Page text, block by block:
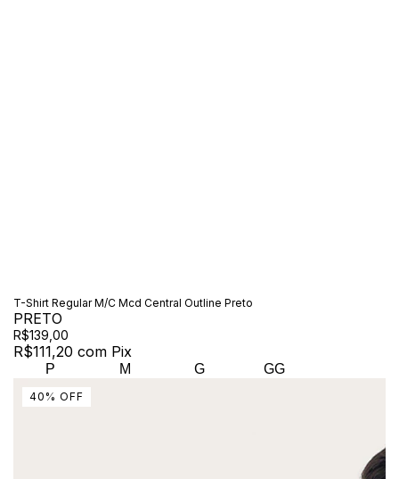
T-Shirt Regular M/C Mcd Central Outline Preto
PRETO
R$139,00
R$111,20 com Pix
P M G GG
40 % OFF